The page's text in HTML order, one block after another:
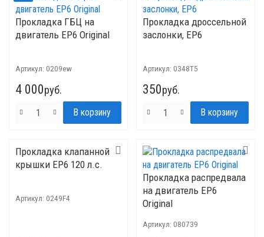
Прокладка ГБЦ на
двигатель ЕР6 Original
Артикул: 0209ew
4 000руб.
Прокладка дроссельной
заслонки, EP6
Артикул: 0348T5
350руб.
Прокладка клапанной
крышки EP6 120 л.с.
Артикул: 0249F4
Прокладка распредвала
на двигатель EP6
Original
Артикул: 080739